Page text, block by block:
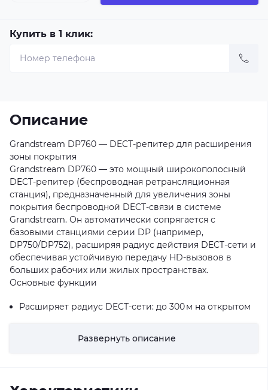
Купить в 1 клик:
Описание
Grandstream DP760 — DECT‑репитер для расширения
зоны покрытия
Grandstream DP760 — это мощный широкополосный
DECT‑репитер (беспроводная ретрансляционная
станция), предназначенный для увеличения зоны
покрытия беспроводной DECT‑связи в системе
Grandstream. Он автоматически сопрягается с
базовыми станциями серии DP (например,
DP750/DP752), расширяя радиус действия DECT‑сети и
обеспечивая устойчивую передачу HD‑вызовов в
больших рабочих или жилых пространствах.
Основные функции
Расширяет радиус DECT‑сети: до 300 м на открытом
мобильности пользователей.
Автоматическое или ручное сопряжение с базовой
Развернуть описание